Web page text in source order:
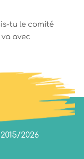
tu le comité
avec
2026